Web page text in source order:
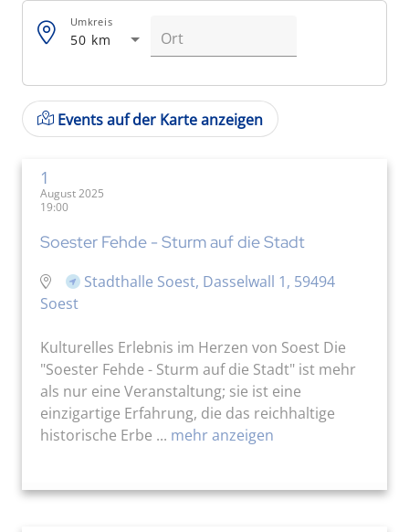
50 km
Umkreis
Events auf der Karte anzeigen
1
August 2025
19:00
Soester Fehde - Sturm auf die Stadt
Stadthalle Soest, Dasselwall 1, 59494
Soest
Kulturelles Erlebnis im Herzen von Soest Die
"Soester Fehde - Sturm auf die Stadt" ist mehr
als nur eine Veranstaltung; sie ist eine
einzigartige Erfahrung, die das reichhaltige
historische Erbe ... mehr anzeigen